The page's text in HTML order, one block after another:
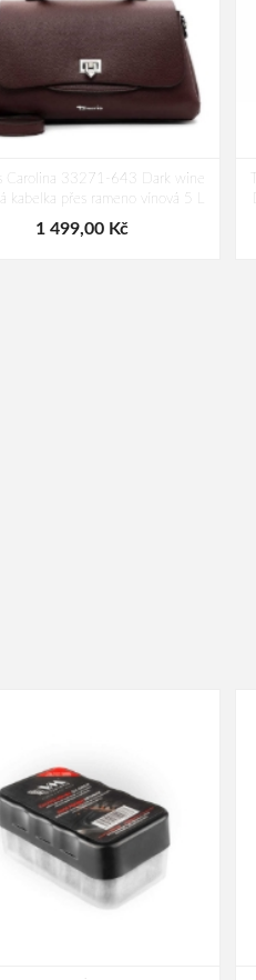
Carolina 33271-643 Dark wine
kabelka přes rameno vínová 5 L
1 499,00 Kč